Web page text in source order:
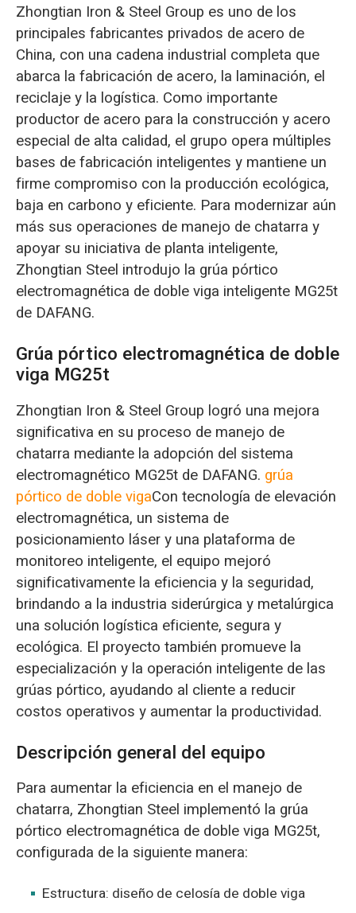
Zhongtian Iron & Steel Group es uno de los
principales fabricantes privados de acero de
China, con una cadena industrial completa que
abarca la fabricación de acero, la laminación, el
reciclaje y la logística. Como importante
productor de acero para la construcción y acero
especial de alta calidad, el grupo opera múltiples
bases de fabricación inteligentes y mantiene un
firme compromiso con la producción ecológica,
baja en carbono y eficiente. Para modernizar aún
más sus operaciones de manejo de chatarra y
apoyar su iniciativa de planta inteligente,
Zhongtian Steel introdujo la grúa pórtico
electromagnética de doble viga inteligente MG25t
de DAFANG.
Grúa pórtico electromagnética de doble
viga MG25t
Zhongtian Iron & Steel Group logró una mejora
significativa en su proceso de manejo de
chatarra mediante la adopción del sistema
electromagnético MG25t de DAFANG. grúa
pórtico de doble vigaCon tecnología de elevación
electromagnética, un sistema de
posicionamiento láser y una plataforma de
monitoreo inteligente, el equipo mejoró
significativamente la eficiencia y la seguridad,
brindando a la industria siderúrgica y metalúrgica
una solución logística eficiente, segura y
ecológica. El proyecto también promueve la
especialización y la operación inteligente de las
grúas pórtico, ayudando al cliente a reducir
costos operativos y aumentar la productividad.
Descripción general del equipo
Para aumentar la eficiencia en el manejo de
chatarra, Zhongtian Steel implementó la grúa
pórtico electromagnética de doble viga MG25t,
configurada de la siguiente manera:
Estructura: diseño de celosía de doble viga